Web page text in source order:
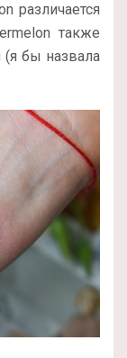
различается
также
(я бы назвала